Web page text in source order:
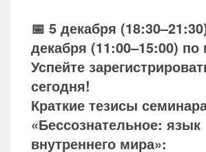
📅 5 декабря
декабря (11:00–15:00) по
Успейте
сегодня!
Краткие тезисы
«Бессознательное: язык
внутреннего мира»: